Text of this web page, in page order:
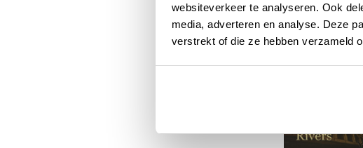
websiteverkeer te analyseren. Ook
media, adverteren en analyse. Deze
verstrekt of die ze hebben verzameld
Nieuw